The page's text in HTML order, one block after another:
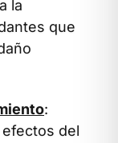
la
que
:
del